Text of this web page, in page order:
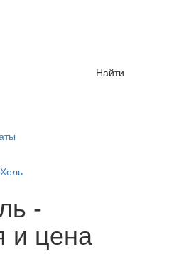
Найти
-
и цена